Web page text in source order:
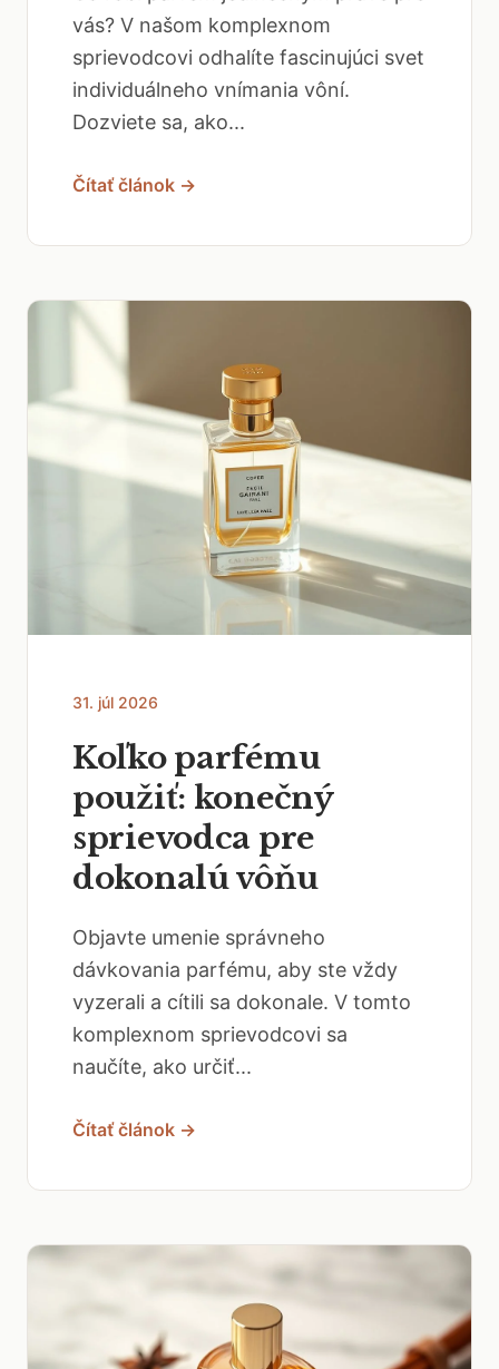
vás? V našom komplexnom
sprievodcovi odhalíte fascinujúci svet
individuálneho vnímania vôní.
Dozviete sa, ako...
Čítať článok →
31. júl 2026
Koľko parfému
použiť: konečný
sprievodca pre
dokonalú vôňu
Objavte umenie správneho
dávkovania parfému, aby ste vždy
vyzerali a cítili sa dokonale. V tomto
komplexnom sprievodcovi sa
naučíte, ako určiť...
Čítať článok →